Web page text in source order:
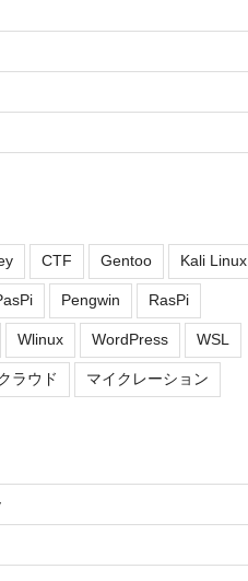
CTF Gentoo Kali Linux
Pengwin RasPi
Wlinux WordPress WSL
ラウド マイクレーション